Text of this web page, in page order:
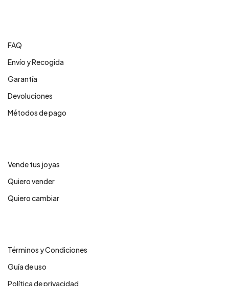
FAQ
Envío y Recogida
Garantía
Devoluciones
Métodos de pago
Vende tus joyas
Quiero vender
Quiero cambiar
Términos y Condiciones
Guía de uso
Política de privacidad